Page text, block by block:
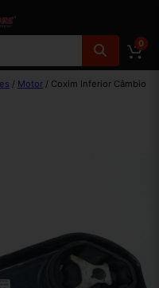
0
/ Motor / Coxim Inferior Câmbio